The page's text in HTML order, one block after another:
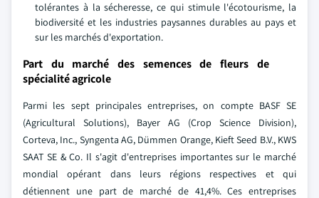
tolérantes à la sécheresse, ce qui stimule l'écotourisme, la
biodiversité et les industries paysannes durables au pays et
sur les marchés d'exportation.
Part du marché des semences de fleurs de
spécialité agricole
Parmi les sept principales entreprises, on compte BASF SE
(Agricultural Solutions), Bayer AG (Crop Science Division),
Corteva, Inc., Syngenta AG, Dümmen Orange, Kieft Seed B.V., KWS
SAAT SE & Co. Il s'agit d'entreprises importantes sur le marché
mondial opérant dans leurs régions respectives et qui
détiennent une part de marché de 41,4%. Ces entreprises